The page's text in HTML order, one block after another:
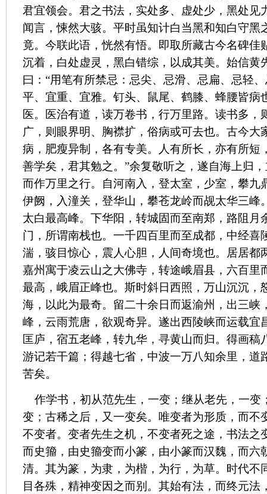
君宜领会。君之书法，实处多、虚处少，黑处见
闻言，悚然大骇。平时虽知计白当黑和知白守黑
竟。今联此语，恍然有悟。即取所藏古今名碑佳
沉着，白处虚灵，黑白错综，以成其美。始信黄
曰：“用笔有所禁忌：忌尖、忌滑、忌扁、忌轻
平、宜重、宜雅。钉头、鼠尾、鹤膝、蜂腰皆病
医。医治有道，读万卷书，行万里路。读书多，
广，则眼界明、胸襟扩，俗病或可去也。古今大
病，肥瘦异制，各有专美。人有所长，亦有所短
善学矣，君其勉之。”余复敬听之，遂自海上归
而作万里之行。自河南入，登太室，少室，攀九
伊阙，入潼关，登华山，攀苍龙岭而觇太华三峰
太白最高峰。下华阳，转城固而至南郑，路阻月
门，所谓南栈也。一千四百里而至成都，中经喜
湍，骇目惊心，震人心胆，人间奇境也。居居都
嘉州寓于凌云山之大佛寺，转途峨眉县，六百里
最高，峨眉正峰也。斯时斜日西照，万山沉沉，
海，以此为最奇。留二十余日而返渝州，出三峡
峰，云雨荒唐，欲观奇异。遂出西陵峡而运载宜
匡庐，宿五老峰，转九华，寻黄山而归。得画稿
游记若干篇；得越七省，中波一万八知余里，道
苦矣。
作学书，初从范先生，一变；继从老先，一变
变；古稀之后，又一变矣。唯变者为形质，而不
不变者。变者先生之机，不变者死之途，书法之
而史籀，由史籀变而小篆，由小篆而汉魏，而六
清。其为篆，为隶，为楷，为行，为草。时代不
目各殊，精神变因之而别。其始有法，而终元法